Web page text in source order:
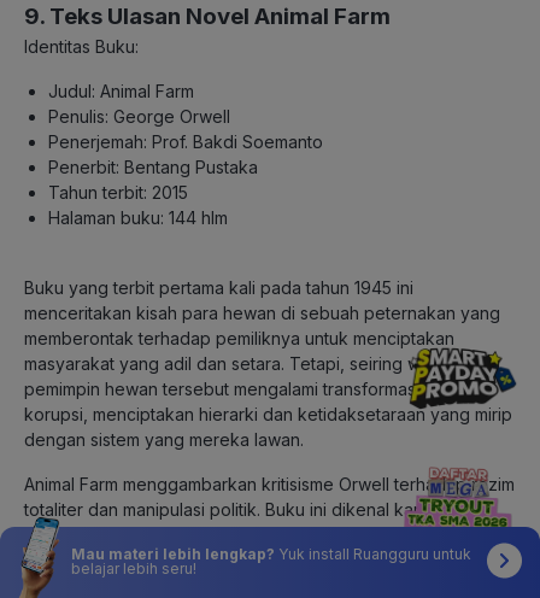
9. Teks Ulasan Novel Animal Farm
Identitas Buku:
Judul: Animal Farm
Penulis: George Orwell
Penerjemah: Prof. Bakdi Soemanto
Penerbit: Bentang Pustaka
Tahun terbit: 2015
Halaman buku: 144 hlm
Buku yang terbit pertama kali pada tahun 1945 ini
menceritakan kisah para hewan di sebuah peternakan yang
memberontak terhadap pemiliknya untuk menciptakan
masyarakat yang adil dan setara. Tetapi, seiring waktu, para
pemimpin hewan tersebut mengalami transformasi dan
korupsi, menciptakan hierarki dan ketidaksetaraan yang mirip
dengan sistem yang mereka lawan.
Animal Farm menggambarkan kritisisme Orwell terhadap rezim
totaliter dan manipulasi politik. Buku ini dikenal karena
kemampuannya menyampaikan pesan politik dan sosial
melalui alegori yang dapat diartikan dalam berbagai konteks.
Mau materi lebih lengkap? Yuk install Ruangguru untuk
belajar lebih seru!